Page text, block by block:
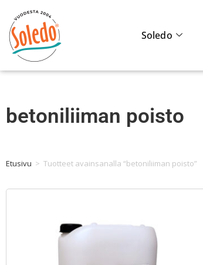
Soledo
betoniliiman poisto
Etusivu > Tuotteet avainsanalla “betoniliiman poisto”